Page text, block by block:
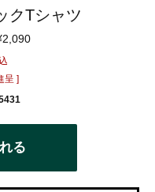
クTシャツ
2,090
呈 ]
る